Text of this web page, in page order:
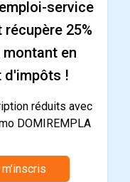
service
récupère 25%
montant en
d'impôts !
réduits avec
DOMIREMPLA